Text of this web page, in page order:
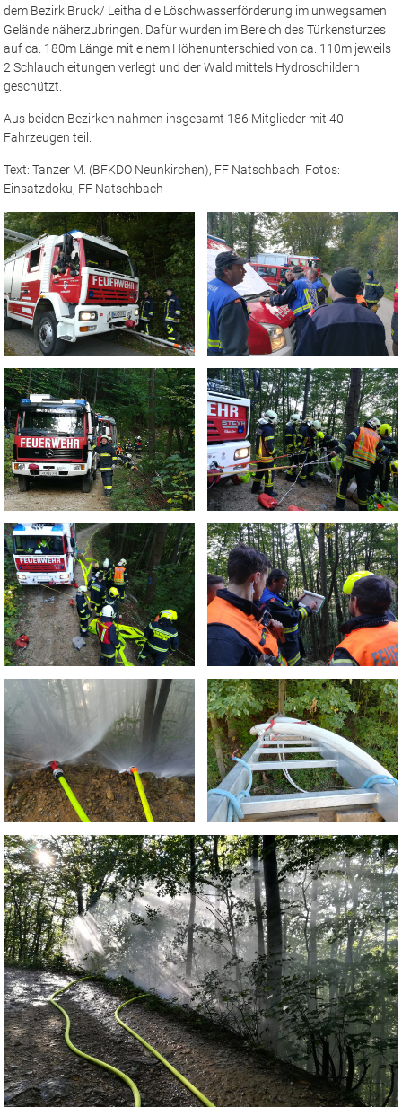
dem Bezirk Bruck/ Leitha die Löschwasserförderung im unwegsamen
Gelände näherzubringen. Dafür wurden im Bereich des Türkensturzes
auf ca. 180m Länge mit einem Höhenunterschied von ca. 110m jeweils
2 Schlauchleitungen verlegt und der Wald mittels Hydroschildern
geschützt.
Aus beiden Bezirken nahmen insgesamt 186 Mitglieder mit 40
Fahrzeugen teil.
Text: Tanzer M. (BFKDO Neunkirchen), FF Natschbach. Fotos:
Einsatzdoku, FF Natschbach